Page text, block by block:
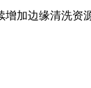
加边缘清洗资